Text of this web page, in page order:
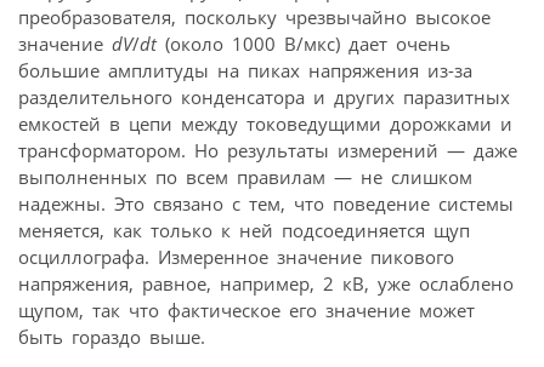
преобразователя, поскольку чрезвычайно высокое
значение dV/dt(около 1000 В/мкс) дает очень
большие амплитуды на пиках напряжения из-за
разделительного конденсатора и других паразитных
емкостей в цепи между токоведущими дорожками и
трансформатором. Но результаты измерений — даже
выполненных по всем правилам — не слишком
надежны. Это связано с тем, что поведение системы
меняется, как только к ней подсоединяется щуп
осциллографа. Измеренное значение пикового
напряжения, равное, например, 2 кВ, уже ослаблено
щупом, так что фактическое его значение может
быть гораздо выше.